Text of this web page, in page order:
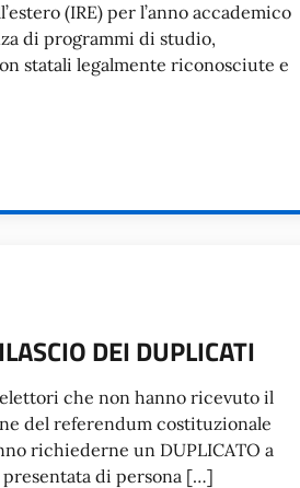
(IRE) per l’anno accademico
di programmi di studio,
statali legalmente riconosciute e
DEI DUPLICATI
elettori che non hanno ricevuto il
del referendum costituzionale
richiederne un DUPLICATO a
presentata di persona […]